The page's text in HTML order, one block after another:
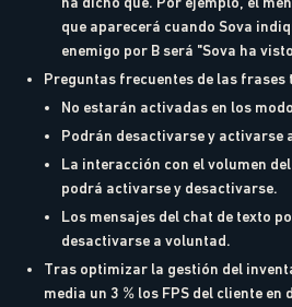
que aparecerá cuando Sova
enemigo por B será "Sova ha visto
Preguntas frecuentes de las frases
No estarán activadas en los
Podrán desactivarse y activarse
La interacción con el volumen
podrá activarse y desactivarse.
Los mensajes del chat de texto
desactivarse a voluntad.
Tras optimizar la gestión del
media un 3 % los FPS del cliente en